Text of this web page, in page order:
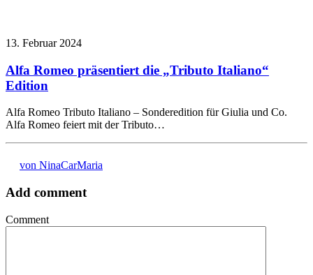
13. Februar 2024
Alfa Romeo präsentiert die „Tributo Italiano“
Edition
Alfa Romeo Tributo Italiano – Sonderedition für Giulia und Co.
Alfa Romeo feiert mit der Tributo…
von NinaCarMaria
Add comment
Comment